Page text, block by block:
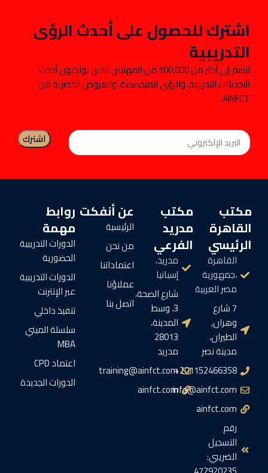
اشترك للحصول على أحدث الرؤى
التدريبية
انضم إلى أكثر من 100,000 من المهنيين الذين يواكبون أحدث
التحديثات التدريبية، والرؤى المتخصصة، والعروض الحصرية من
AINFCT.
مكتب
القاهرة
الرئيسي
القاهرة
،جمهورية
مصر العربية
7 شارع
وهران,
الطيران،
مدينة نصر
201152466358+
info@ainfct.com
ainfct.com
رقم
التسجيل
الضريبي:
مكتب
مدريد
الفرعي
مدريد،
إسبانيا
شارع الصحة،
3، وسط
المدينة،
28013
مدريد
training@ainfct.com
ainfct.com
عن أنفكت
الرئيسية
من نحن
اعتماداتنا
عملاؤنا
اتصل بنا
روابط
مهمة
الدورات التدريبية
الحضورية
الدورات التدريبية
عبر الإنترنت
تنفيذ داخلي
سلسلة الميني
MBA
اعتماد CPD
الدورات الجديدة